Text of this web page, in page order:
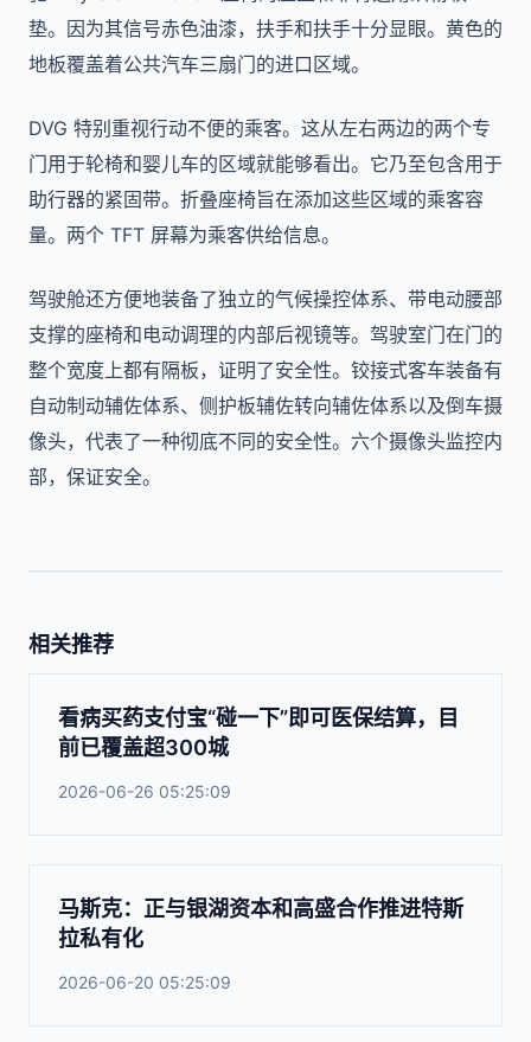
垫。因为其信号赤色油漆，扶手和扶手十分显眼。黄色的
地板覆盖着公共汽车三扇门的进口区域。
DVG 特别重视行动不便的乘客。这从左右两边的两个专
门用于轮椅和婴儿车的区域就能够看出。它乃至包含用于
助行器的紧固带。折叠座椅旨在添加这些区域的乘客容
量。两个 TFT 屏幕为乘客供给信息。
驾驶舱还方便地装备了独立的气候操控体系、带电动腰部
支撑的座椅和电动调理的内部后视镜等。驾驶室门在门的
整个宽度上都有隔板，证明了安全性。铰接式客车装备有
自动制动辅佐体系、侧护板辅佐转向辅佐体系以及倒车摄
像头，代表了一种彻底不同的安全性。六个摄像头监控内
部，保证安全。
相关推荐
看病买药支付宝“碰一下”即可医保结算，目
前已覆盖超300城
2026-06-26 05:25:09
马斯克：正与银湖资本和高盛合作推进特斯
拉私有化
2026-06-20 05:25:09